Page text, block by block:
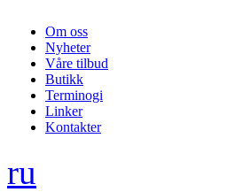
Om oss
Nyheter
Våre tilbud
Butikk
Terminogi
Linker
Kontakter
ru